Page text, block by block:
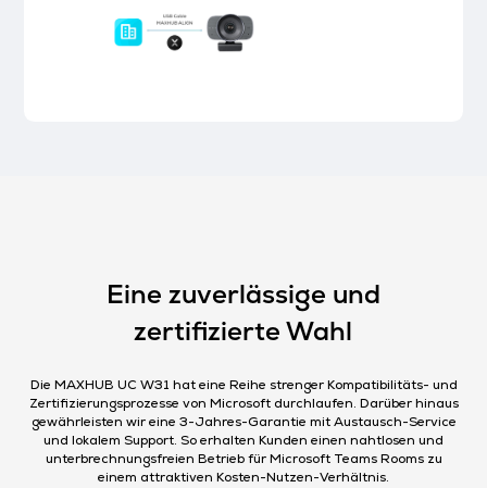
Eine zuverlässige und
zertifizierte Wahl
Die MAXHUB UC W31 hat eine Reihe strenger Kompatibilitäts- und
Zertifizierungsprozesse von Microsoft durchlaufen. Darüber hinaus
gewährleisten wir eine 3-Jahres-Garantie mit Austausch-Service
und lokalem Support. So erhalten Kunden einen nahtlosen und
unterbrechnungsfreien Betrieb für Microsoft Teams Rooms zu
einem attraktiven Kosten-Nutzen-Verhältnis.​